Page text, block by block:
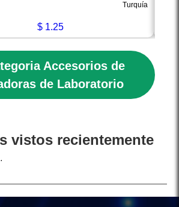
Turquía
$ 1.25
Accesorios de
de Laboratorio
vistos recientemente